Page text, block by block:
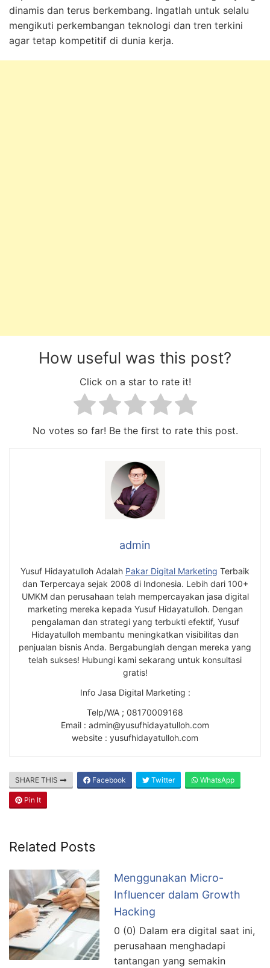
dinamis dan terus berkembang. Ingatlah untuk selalu
mengikuti perkembangan teknologi dan tren terkini
agar tetap kompetitif di dunia kerja.
How useful was this post?
Click on a star to rate it!
No votes so far! Be the first to rate this post.
admin
Yusuf Hidayatulloh Adalah Pakar Digital Marketing Terbaik
dan Terpercaya sejak 2008 di Indonesia. Lebih dari 100+
UMKM dan perusahaan telah mempercayakan jasa digital
marketing mereka kepada Yusuf Hidayatulloh. Dengan
pengalaman dan strategi yang terbukti efektif, Yusuf
Hidayatulloh membantu meningkatkan visibilitas dan
penjualan bisnis Anda. Bergabunglah dengan mereka yang
telah sukses! Hubungi kami sekarang untuk konsultasi
gratis!
Info Jasa Digital Marketing :
Telp/WA ; 08170009168
Email : admin@yusufhidayatulloh.com
website : yusufhidayatulloh.com
SHARE THIS Facebook Twitter WhatsApp
Pin It
Related Posts
Menggunakan Micro-
Influencer dalam Growth
Hacking
0 (0) Dalam era digital saat ini,
perusahaan menghadapi
tantangan yang semakin